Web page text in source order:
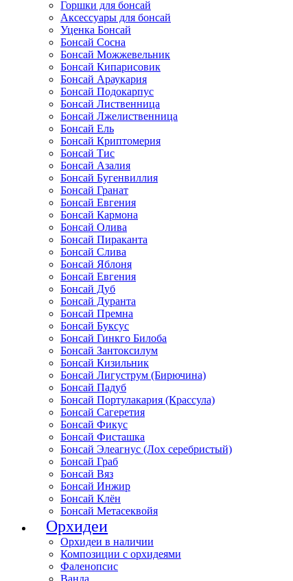
Горшки для бонсай
Аксессуары для бонсай
Уценка Бонсай
Бонсай Сосна
Бонсай Можжевельник
Бонсай Кипарисовик
Бонсай Араукария
Бонсай Подокарпус
Бонсай Лиственница
Бонсай Лжелиственница
Бонсай Ель
Бонсай Криптомерия
Бонсай Тис
Бонсай Азалия
Бонсай Бугенвиллия
Бонсай Гранат
Бонсай Евгения
Бонсай Кармона
Бонсай Олива
Бонсай Пираканта
Бонсай Слива
Бонсай Яблоня
Бонсай Евгения
Бонсай Дуб
Бонсай Дуранта
Бонсай Премна
Бонсай Буксус
Бонсай Гинкго Билоба
Бонсай Зантоксилум
Бонсай Кизильник
Бонсай Лигуструм (Бирючина)
Бонсай Падуб
Бонсай Портулакария (Крассула)
Бонсай Сагеретия
Бонсай Фикус
Бонсай Фисташка
Бонсай Элеагнус (Лох серебристый)
Бонсай Граб
Бонсай Вяз
Бонсай Инжир
Бонсай Клён
Бонсай Метасеквойя
Орхидеи
Орхидеи в наличии
Композиции с орхидеями
Фаленопсис
Ванда